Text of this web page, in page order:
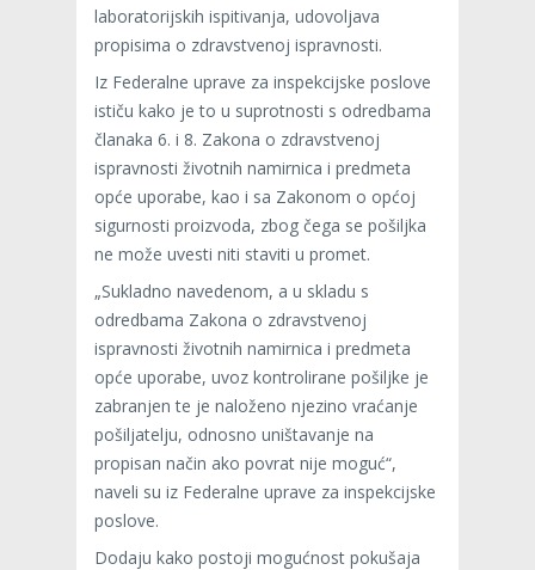
laboratorijskih ispitivanja, udovoljava
propisima o zdravstvenoj ispravnosti.
Iz Federalne uprave za inspekcijske poslove
ističu kako je to u suprotnosti s odredbama
članaka 6. i 8. Zakona o zdravstvenoj
ispravnosti životnih namirnica i predmeta
opće uporabe, kao i sa Zakonom o općoj
sigurnosti proizvoda, zbog čega se pošiljka
ne može uvesti niti staviti u promet.
„Sukladno navedenom, a u skladu s
odredbama Zakona o zdravstvenoj
ispravnosti životnih namirnica i predmeta
opće uporabe, uvoz kontrolirane pošiljke je
zabranjen te je naloženo njezino vraćanje
pošiljatelju, odnosno uništavanje na
propisan način ako povrat nije moguć“,
naveli su iz Federalne uprave za inspekcijske
poslove.
Dodaju kako postoji mogućnost pokušaja